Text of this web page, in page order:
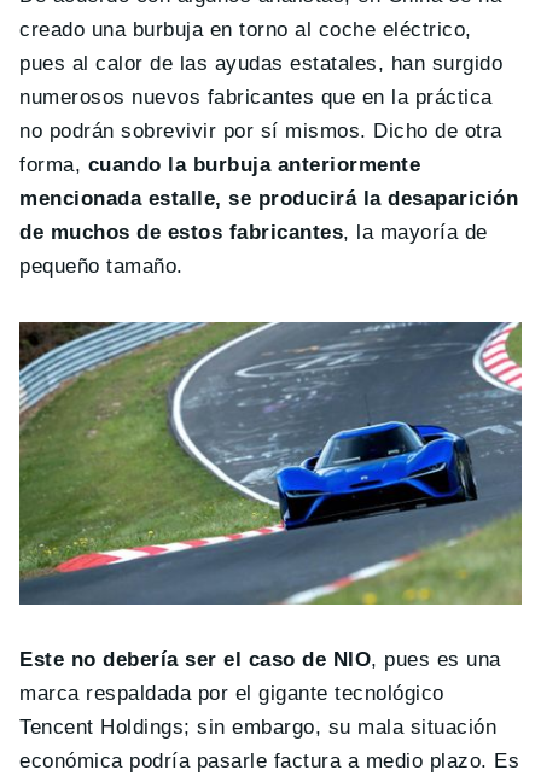
creado una burbuja en torno al coche eléctrico,
pues al calor de las ayudas estatales, han surgido
numerosos nuevos fabricantes que en la práctica
no podrán sobrevivir por sí mismos. Dicho de otra
forma, cuando la burbuja anteriormente
mencionada estalle, se producirá la desaparición
de muchos de estos fabricantes, la mayoría de
pequeño tamaño.
Este no debería ser el caso de NIO, pues es una
marca respaldada por el gigante tecnológico
Tencent Holdings; sin embargo, su mala situación
económica podría pasarle factura a medio plazo. Es